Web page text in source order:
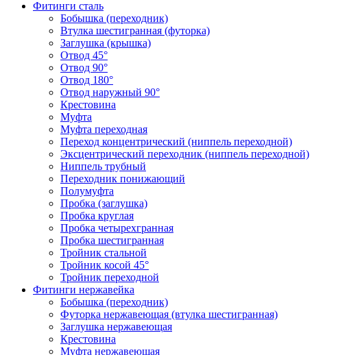
Фитинги сталь
Бобышка (переходник)
Втулка шестигранная (футорка)
Заглушка (крышка)
Отвод 45°
Отвод 90°
Отвод 180°
Отвод наружный 90°
Крестовина
Муфта
Муфта переходная
Переход концентрический (ниппель переходной)
Эксцентрический переходник (ниппель переходной)
Ниппель трубный
Переходник понижающий
Полумуфта
Пробка (заглушка)
Пробка круглая
Пробка четырехгранная
Пробка шестигранная
Тройник стальной
Тройник косой 45°
Тройник переходной
Фитинги нержавейка
Бобышка (переходник)
Футорка нержавеющая (втулка шестигранная)
Заглушка нержавеющая
Крестовина
Муфта нержавеющая